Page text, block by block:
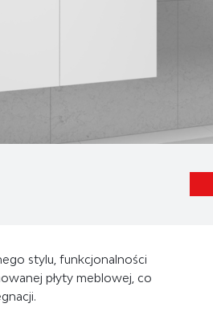
stylu, funkcjonalności
płyty meblowej, co